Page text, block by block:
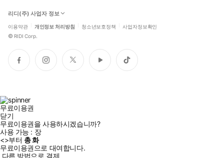
리디(주) 사업자 정보
이용약관 개인정보 처리방침 청소년보호정책 사업자정보확인
© RIDI Corp.
페
이
인
스
트
위
유
튜
틱
톡
무료이용권
닫기
무료이용권을 사용하시겠습니까?
사용 가능 : 장
<>부터 총화
무료이용권으로 대여합니다.
다른 방법으로 결제